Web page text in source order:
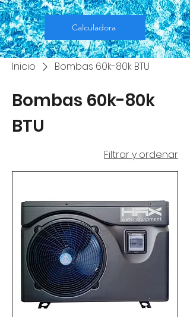
Calculadora
Inicio Bombas 60k-80k BTU
Bombas 60k-80k
BTU
Filtrar y ordenar